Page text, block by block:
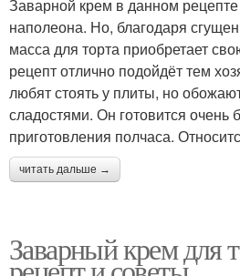
Заварной крем в данном
наполеона. Но, благодаря
масса для торта приобретает
рецепт отлично подойдёт тем
любят стоять у плиты, но
сладостями. Он готовится очень
приготовления полчаса.
читать дальше →
Заварный крем для